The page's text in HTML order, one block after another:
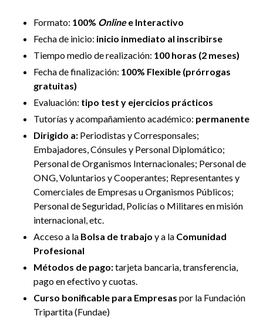
Formato: 100% Onlinee Interactivo
Fecha de inicio: inicio inmediato al inscribirse
Tiempo medio de realización: 100 horas (2 meses)
Fecha de finalización: 100% Flexible (prórrogas
gratuitas)
Evaluación: tipo test y ejercicios prácticos
Tutorías yacompañamiento académico: permanente
Dirigido a: Periodistas y Corresponsales;
Embajadores, Cónsules y Personal Diplomático;
Personal de Organismos Internacionales; Personal de
ONG, Voluntarios y Cooperantes; Representantes y
Comerciales de Empresas u Organismos Públicos;
Personal de Seguridad, Policías o Militares en misión
internacional, etc.
Acceso a la Bolsa de trabajo y a la Comunidad
Profesional
Métodos de pago:tarjeta bancaria, transferencia,
pago en efectivo y cuotas.
Curso bonificable para Empresas por la Fundación
Tripartita (Fundae)